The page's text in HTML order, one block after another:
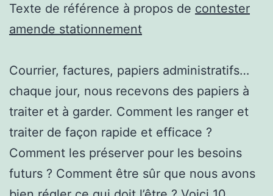
Texte de référence à propos de contester
amende stationnement
Courrier, factures, papiers administratifs…
chaque jour, nous recevons des papiers à
traiter et à garder. Comment les ranger et
traiter de façon rapide et efficace ?
Comment les préserver pour les besoins
futurs ? Comment être sûr que nous avons